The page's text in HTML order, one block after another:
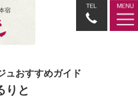
宿
ュおすすめガイド
りと